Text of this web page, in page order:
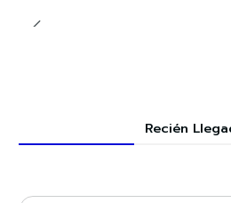
Recién